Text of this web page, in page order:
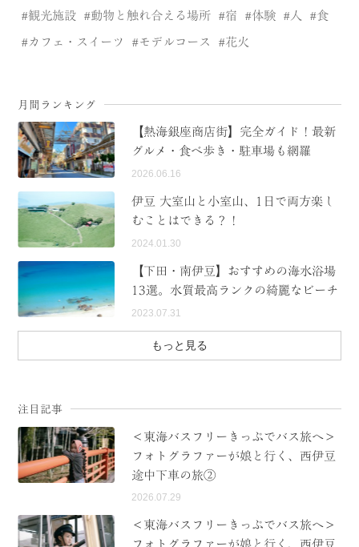
LINK観光施設 動物と触れ合える場所 宿 体験 人 食
カフェ・スイーツ モデルコース 花火
月間ランキング
【熱海銀座商店街】完全ガイド！最新
グルメ・食べ歩き・駐車場も網羅
2026.06.16
伊豆 大室山と小室山、1日で両方楽し
むことはできる？！
2024.01.30
【下田・南伊豆】おすすめの海水浴場
13選。水質最高ランクの綺麗なビーチ
2023.07.31
もっと見る
注目記事
＜東海バスフリーきっぷでバス旅へ＞
フォトグラファーが娘と行く、西伊豆
途中下車の旅②
2026.07.29
＜東海バスフリーきっぷでバス旅へ＞
フォトグラファーが娘と行く、西伊豆